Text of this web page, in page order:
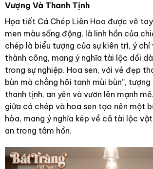
Vượng Và Thanh Tịnh
Họa tiết Cá Chép Liên Hoa được vẽ
men màu sống động, là linh hồn của
chép là biểu tượng của sự kiên trì, ý
thành công, mang ý nghĩa tài lộc dồi
trong sự nghiệp. Hoa sen, với vẻ đẹp
bùn mà chẳng hôi tanh mùi bùn”,
thanh tịnh, an yên và vươn lên mạnh
giữa cá chép và hoa sen tạo nên một
hòa, mang ý nghĩa kép về cả tài lộc
an trong tâm hồn.